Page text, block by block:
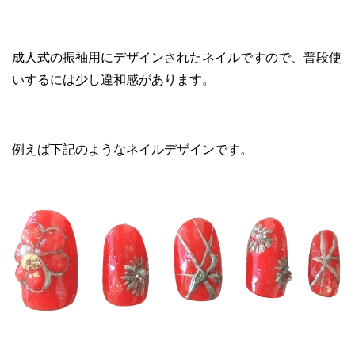
成人式の振袖用にデザインされたネイルですので、普段使
いするには少し違和感があります。
例えば下記のようなネイルデザインです。